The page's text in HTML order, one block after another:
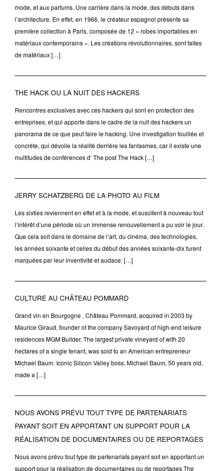
mode, et aux parfums. Une carrière dans la mode, des débuts dans
l’architecture. En effet, en 1966, le créateur espagnol présente sa
première collection à Paris, composée de 12 « robes importables en
matériaux contemporains ». Les créations révolutionnaires, sont faites
de matériaux […]
THE HACK OU LA NUIT DES HACKERS
Rencontres exclusives avec ces hackers qui sont en protection des
entreprises, et qui apporte dans le cadre de la nuit des hackers un
panorama de ce que peut faire le hacking. Une investigation fouillée et
concrète, qui dévoile la réalité derrière les fantasmes, car il existe une
multitudes de conférences d’ The post The Hack […]
JERRY SCHATZBERG DE LA PHOTO AU FILM
Les sixties reviennent en effet et à la mode, et suscitent à nouveau tout
l’intérêt d’une période où un immense renouvellement a pu voir le jour.
Que cela soit dans le domaine de l’art, du cinéma, des technologies,
les années soixante et celles du début des années soixante-dix furent
marquées par leur inventivité et audace: […]
CULTURE AU CHÂTEAU POMMARD
Grand vin en Bourgogne , Château Pommard, acquired in 2003 by
Maurice Giraud, founder of the company Savoyard of high-end leisure
residences MGM Builder. The largest private vineyard of with 20
hectares of a single tenant, was sold to an American entrepreneur
Michael Baum. Iconic Silicon Valley boss, Michael Baum, 50 years old,
made a […]
NOUS AVONS PRÉVU TOUT TYPE DE PARTENARIATS
PAYANT SOIT EN APPORTANT UN SUPPORT POUR LA
RÉALISATION DE DOCUMENTAIRES OU DE REPORTAGES
Nous avons prévu tout type de partenariats payant soit en apportant un
support pour la réalisation de documentaires ou de reportages The